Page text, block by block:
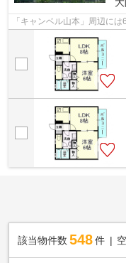
「キャンベル山本」周辺に
該当物件数 548件